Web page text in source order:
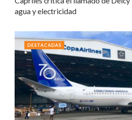
agua y electricidad
DESTACADAS